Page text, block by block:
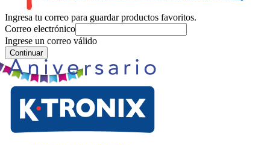
Ingresa tu correo para guardar productos favoritos.
Correo electrónico
Ingrese un correo válido
Continuar